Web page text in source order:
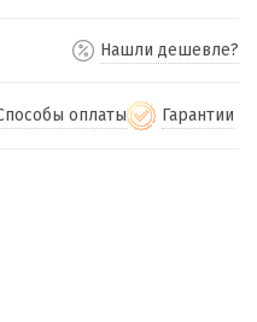
Нашли дешевле?
оплаты
(для
Гарантии